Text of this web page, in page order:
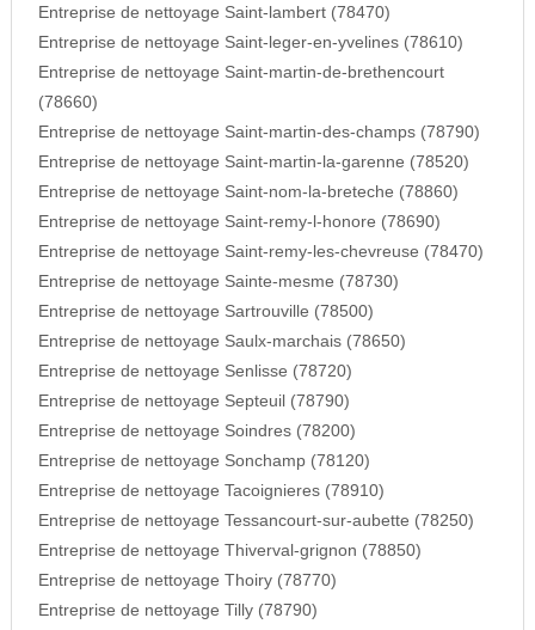
Entreprise de nettoyage Saint-lambert (78470)
Entreprise de nettoyage Saint-leger-en-yvelines (78610)
Entreprise de nettoyage Saint-martin-de-brethencourt
(78660)
Entreprise de nettoyage Saint-martin-des-champs (78790)
Entreprise de nettoyage Saint-martin-la-garenne (78520)
Entreprise de nettoyage Saint-nom-la-breteche (78860)
Entreprise de nettoyage Saint-remy-l-honore (78690)
Entreprise de nettoyage Saint-remy-les-chevreuse (78470)
Entreprise de nettoyage Sainte-mesme (78730)
Entreprise de nettoyage Sartrouville (78500)
Entreprise de nettoyage Saulx-marchais (78650)
Entreprise de nettoyage Senlisse (78720)
Entreprise de nettoyage Septeuil (78790)
Entreprise de nettoyage Soindres (78200)
Entreprise de nettoyage Sonchamp (78120)
Entreprise de nettoyage Tacoignieres (78910)
Entreprise de nettoyage Tessancourt-sur-aubette (78250)
Entreprise de nettoyage Thiverval-grignon (78850)
Entreprise de nettoyage Thoiry (78770)
Entreprise de nettoyage Tilly (78790)